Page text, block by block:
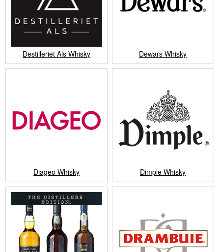
Destilleriet Als Whisky Dewars Whisky
Diageo Whisky Dimple Whisky